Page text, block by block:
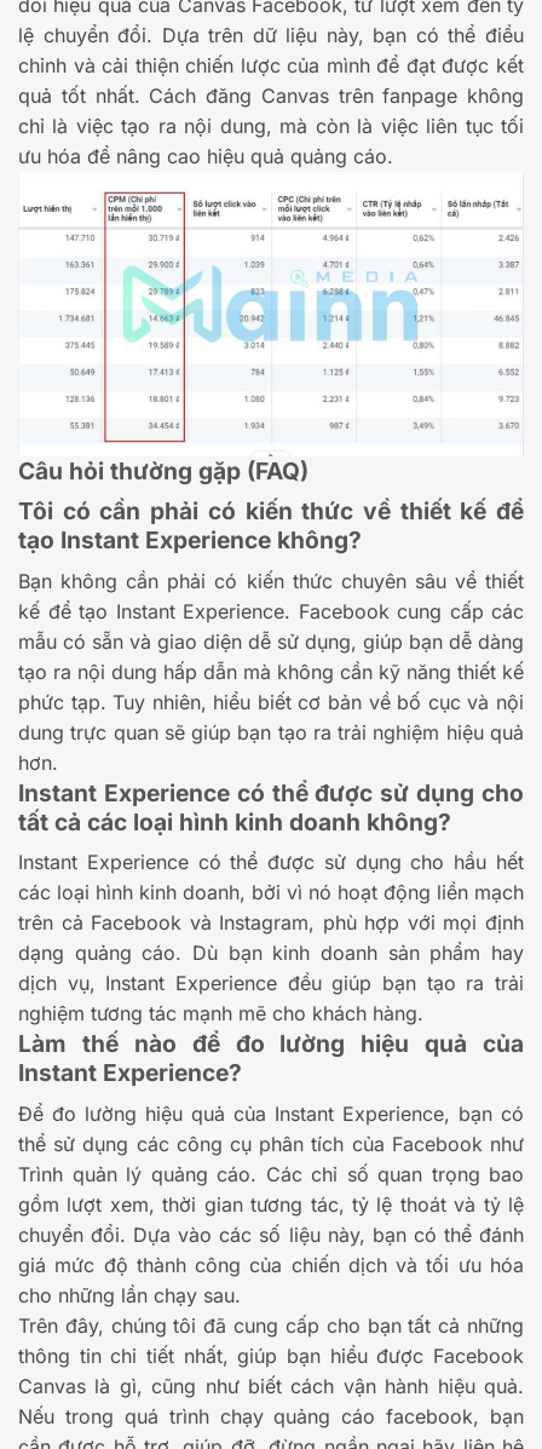
lệ chuyển đổi. Dựa trên dữ liệu này, bạn có thể điều
chỉnh và cải thiện chiến lược của mình để đạt được kết
quả tốt nhất. Cách đăng Canvas trên fanpage không
chỉ là việc tạo ra nội dung, mà còn là việc liên tục tối
ưu hóa để nâng cao hiệu quả quảng cáo.
Câu hỏi thường gặp (FAQ)
Tôi có cần phải có kiến thức về thiết kế để
tạo Instant Experience không?
Bạn không cần phải có kiến thức chuyên sâu về thiết
kế để tạo Instant Experience. Facebook cung cấp các
mẫu có sẵn và giao diện dễ sử dụng, giúp bạn dễ dàng
tạo ra nội dung hấp dẫn mà không cần kỹ năng thiết kế
phức tạp. Tuy nhiên, hiểu biết cơ bản về bố cục và nội
dung trực quan sẽ giúp bạn tạo ra trải nghiệm hiệu quả
hơn.
Instant Experience có thể được sử dụng cho
tất cả các loại hình kinh doanh không?
Instant Experience có thể được sử dụng cho hầu hết
các loại hình kinh doanh, bởi vì nó hoạt động liền mạch
trên cả Facebook và Instagram, phù hợp với mọi định
dạng quảng cáo. Dù bạn kinh doanh sản phẩm hay
dịch vụ, Instant Experience đều giúp bạn tạo ra trải
nghiệm tương tác mạnh mẽ cho khách hàng.
Làm thế nào để đo lường hiệu quả của
Instant Experience?
Để đo lường hiệu quả của Instant Experience, bạn có
thể sử dụng các công cụ phân tích của Facebook như
Trình quản lý quảng cáo. Các chỉ số quan trọng bao
gồm lượt xem, thời gian tương tác, tỷ lệ thoát và tỷ lệ
chuyển đổi. Dựa vào các số liệu này, bạn có thể đánh
giá mức độ thành công của chiến dịch và tối ưu hóa
cho những lần chạy sau.
Trên đây, chúng tôi đã cung cấp cho bạn tất cả những
thông tin chi tiết nhất, giúp bạn hiểu được Facebook
Canvas là gì, cũng như biết cách vận hành hiệu quả.
Nếu trong quá trình chạy quảng cáo facebook, bạn